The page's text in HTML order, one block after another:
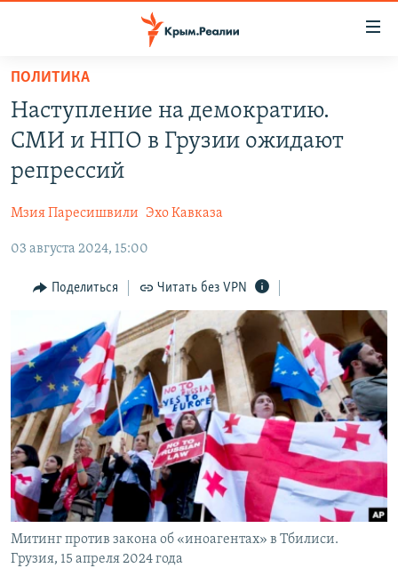
Вернуться
основному
содержанию
главной
навигации
Вернутся
поиску
СПЕЦПРОЕКТЫ
11 ЛЕТ ОККУПАЦИИ КРЫМА. 11 ИСТОРИЙ СОПРОТИВЛЕНИЯ
ЕЩЕ
ИНТЕРАКТИВ
ИНФОГРАФИКА
ТЕЛЕПРОЕКТ КРЫМ.РЕАЛИИ
СОВЕТЫ ПРАВОЗАЩИТНИКОВ
ПРОПАВШИЕ БЕЗ ВЕСТИ
ПОБЕДИТЕЛЕЙ НЕ СУДЯТ?
КРЫМ.НЕПОКОРЕННЫЙ
ELIFBE
УКРАИНСКАЯ ПРОБЛЕМА КРЫМА
РАДІО СВОБОДА
КАК ОБОЙТИ БЛОКИРОВКУ
Українською
Qırımtatar
ПРИСОЕДИНЯЙТЕСЬ!
Все сайты RFE/RL
ПОЛИТИКА
Наступление на демократию.
СМИ и НПО в Грузии ожидают
репрессий
Мзия Паресишвили Эхо Кавказа
03 августа 2024, 15:00
Поделиться Читать без VPN
Митинг против закона об «иноагентах» в Тбилиси.
Грузия, 15 апреля 2024 года